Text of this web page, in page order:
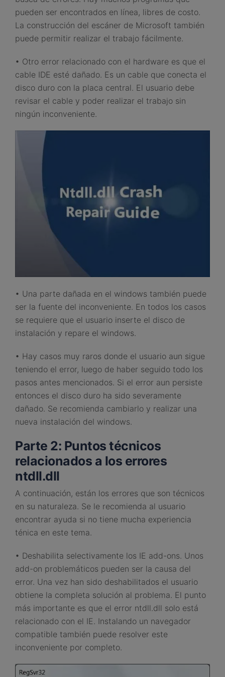
pueden ser encontrados en línea, libres de costo.
La construcción del escáner de Microsoft también
puede permitir realizar el trabajo fácilmente.
• Otro error relacionado con el hardware es que el
cable IDE esté dañado. Es un cable que conecta el
disco duro con la placa central. El usuario debe
revisar el cable y poder realizar el trabajo sin
ningún inconveniente.
• Una parte dañada en el windows también puede
ser la fuente del inconveniente. En todos los casos
se requiere que el usuario inserte el disco de
instalación y repare el windows.
• Hay casos muy raros donde el usuario aun sigue
teniendo el error, luego de haber seguido todo los
pasos antes mencionados. Si el error aun persiste
entonces el disco duro ha sido severamente
dañado. Se recomienda cambiarlo y realizar una
nueva instalación del windows.
Parte 2: Puntos técnicos
relacionados a los errores
ntdll.dll
A continuación, están los errores que son técnicos
en su naturaleza. Se le recomienda al usuario
encontrar ayuda si no tiene mucha experiencia
ténica en este tema.
• Deshabilita selectivamente los IE add-ons. Unos
add-on problemáticos pueden ser la causa del
error. Una vez han sido deshabilitados el usuario
obtiene la completa solución al problema. El punto
más importante es que el error ntdll.dll solo está
relacionado con el IE. Instalando un navegador
compatible también puede resolver este
inconveniente por completo.